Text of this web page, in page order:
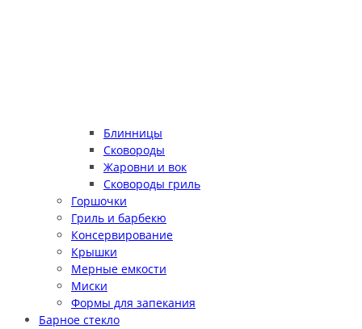
Блинницы
Сковороды
Жаровни и вок
Сковороды гриль
Горшочки
Гриль и барбекю
Консервирование
Крышки
Мерные емкости
Миски
Формы для запекания
Барное стекло